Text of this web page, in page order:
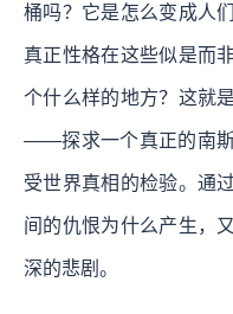
桶吗？它是怎么变成人
真正性格在这些似是而
个什么样的地方？这就
——探求一个真正的南
受世界真相的检验。通
间的仇恨为什么产生，
深的悲剧。